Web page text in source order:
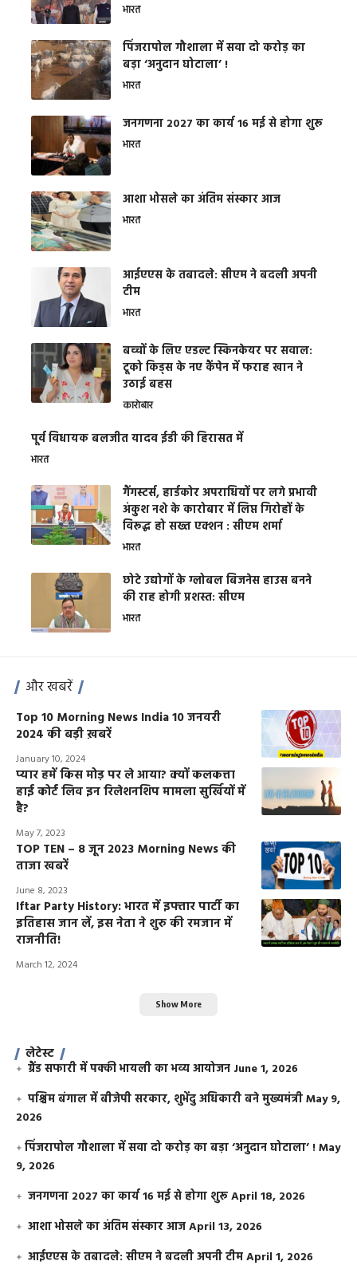
भारत
​पिंजरापोल गौशाला में सवा दो करोड़ का
बड़ा ‘अनुदान घोटाला’ !
भारत
जनगणना 2027 का कार्य 16 मई से होगा शुरू
भारत
आशा भोसले का अंतिम संस्कार आज
भारत
आईएएस के तबादले: सीएम ने बदली अपनी
टीम
भारत
बच्चों के लिए एडल्ट स्किनकेयर पर सवाल:
टूको किड्स के नए कैंपेन में फराह खान ने
उठाई बहस
कारोबार
पूर्व विधायक बलजीत यादव ईडी की हिरासत में
भारत
गैंगस्टर्स, हार्डकोर अपराधियों पर लगे प्रभावी
अंकुश नशे के कारोबार में लिप्त गिरोहों के
विरूद्ध हो सख्त एक्शन : सीएम शर्मा
भारत
छोटे उद्योगों के ग्लोबल बिजनेस हाउस बनने
की राह होगी प्रशस्त: सीएम
भारत
और खबरें
Top 10 Morning News India 10 जनवरी
2024 की बड़ी ख़बरें
January 10, 2024
प्यार हमें किस मोड़ पर ले आया? क्यों कलकत्ता
हाई कोर्ट लिव इन रिलेशनशिप मामला सुर्खियों में
है?
May 7, 2023
TOP TEN – 8 जून 2023 Morning News की
ताजा खबरें
June 8, 2023
Iftar Party History: भारत में इफ्तार पार्टी का
इतिहास जान लें, इस नेता ने शुरु की रमजान में
राजनीति!
March 12, 2024
Show More
लेटेस्ट
ग्रैंड सफारी में पक्की भायली का भव्य आयोजन June 1, 2026
पश्चिम बंगाल में बीजेपी सरकार, शुभेंदु अधिकारी बने मुख्यमंत्रीMay 9,
2026
​पिंजरापोल गौशाला में सवा दो करोड़ का बड़ा ‘अनुदान घोटाला’ !May
9, 2026
जनगणना 2027 का कार्य 16 मई से होगा शुरूApril 18, 2026
आशा भोसले का अंतिम संस्कार आजApril 13, 2026
आईएएस के तबादले: सीएम ने बदली अपनी टीमApril 1, 2026